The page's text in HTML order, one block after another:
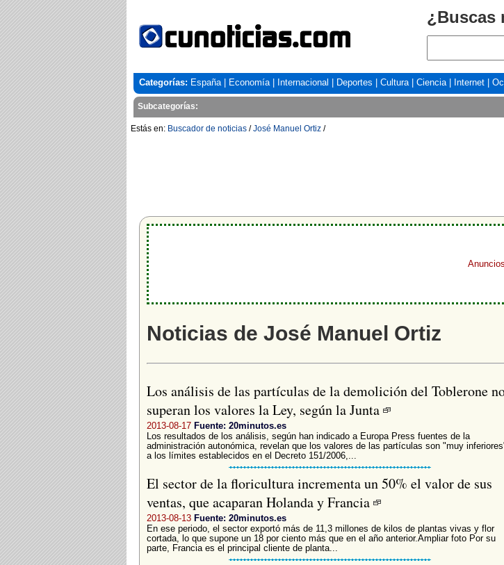
¿Buscas
Categorías: España| Economía| Internacional Deportes Cultura| Ciencia| Internet
Subcategorías:
Estás en: Buscador de noticias /José Manuel Ortiz /
Noticias de José Manuel Ortiz
Los análisis de las partículas de la demolición del Toblerone
superan los valores la Ley, según la Junta
2013-08-17 Fuente: 20minutos.es
Los resultados de los análisis, según han indicado a Europa Press fuentes de la
administración autonómica, revelan que los valores de las partículas son "muy
a los límites establecidos en el Decreto 151/2006,...
El sector de la floricultura incrementa un 50% el valor de sus
ventas, que acaparan Holanda y Francia
2013-08-13 Fuente: 20minutos.es
En ese periodo, el sector exportó más de 11,3 millones de kilos de plantas vivas y flor
cortada, lo que supone un 18 por ciento más que en el año anterior.Ampliar foto Por su
parte, Francia es el principal cliente de planta...